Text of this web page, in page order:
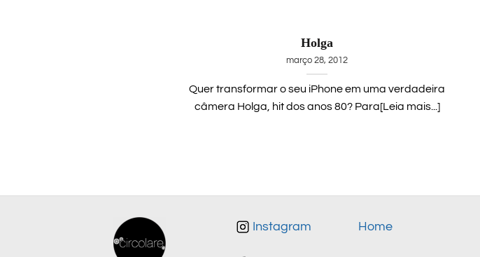
Holga
março 28, 2012
Quer transformar o seu iPhone em uma verdadeira
câmera Holga, hit dos anos 80? Para[Leia mais...]
Instagram Home